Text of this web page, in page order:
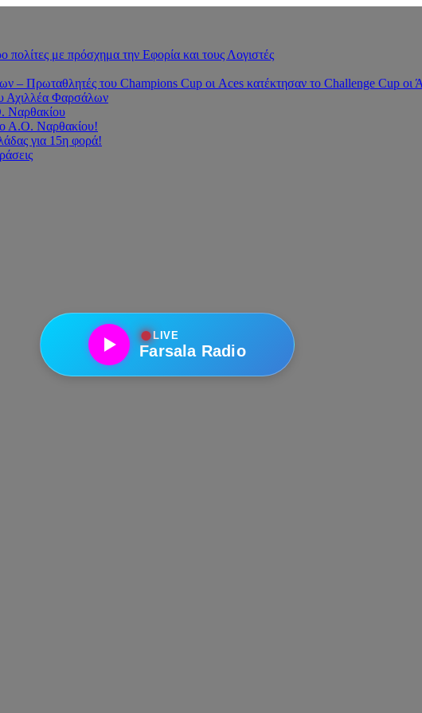
με πρόσχημα την Εφορία και τους Λογιστές
Πρωταθλητές του Champions Cup οι Aces κατέκτησαν το Challenge Cup οι
Αχιλλέα Φαρσάλων
Ναρθακίου
ο Α.Ο. Ναρθακίου!
για 15η φορά!
●LIVE
Farsala Radio